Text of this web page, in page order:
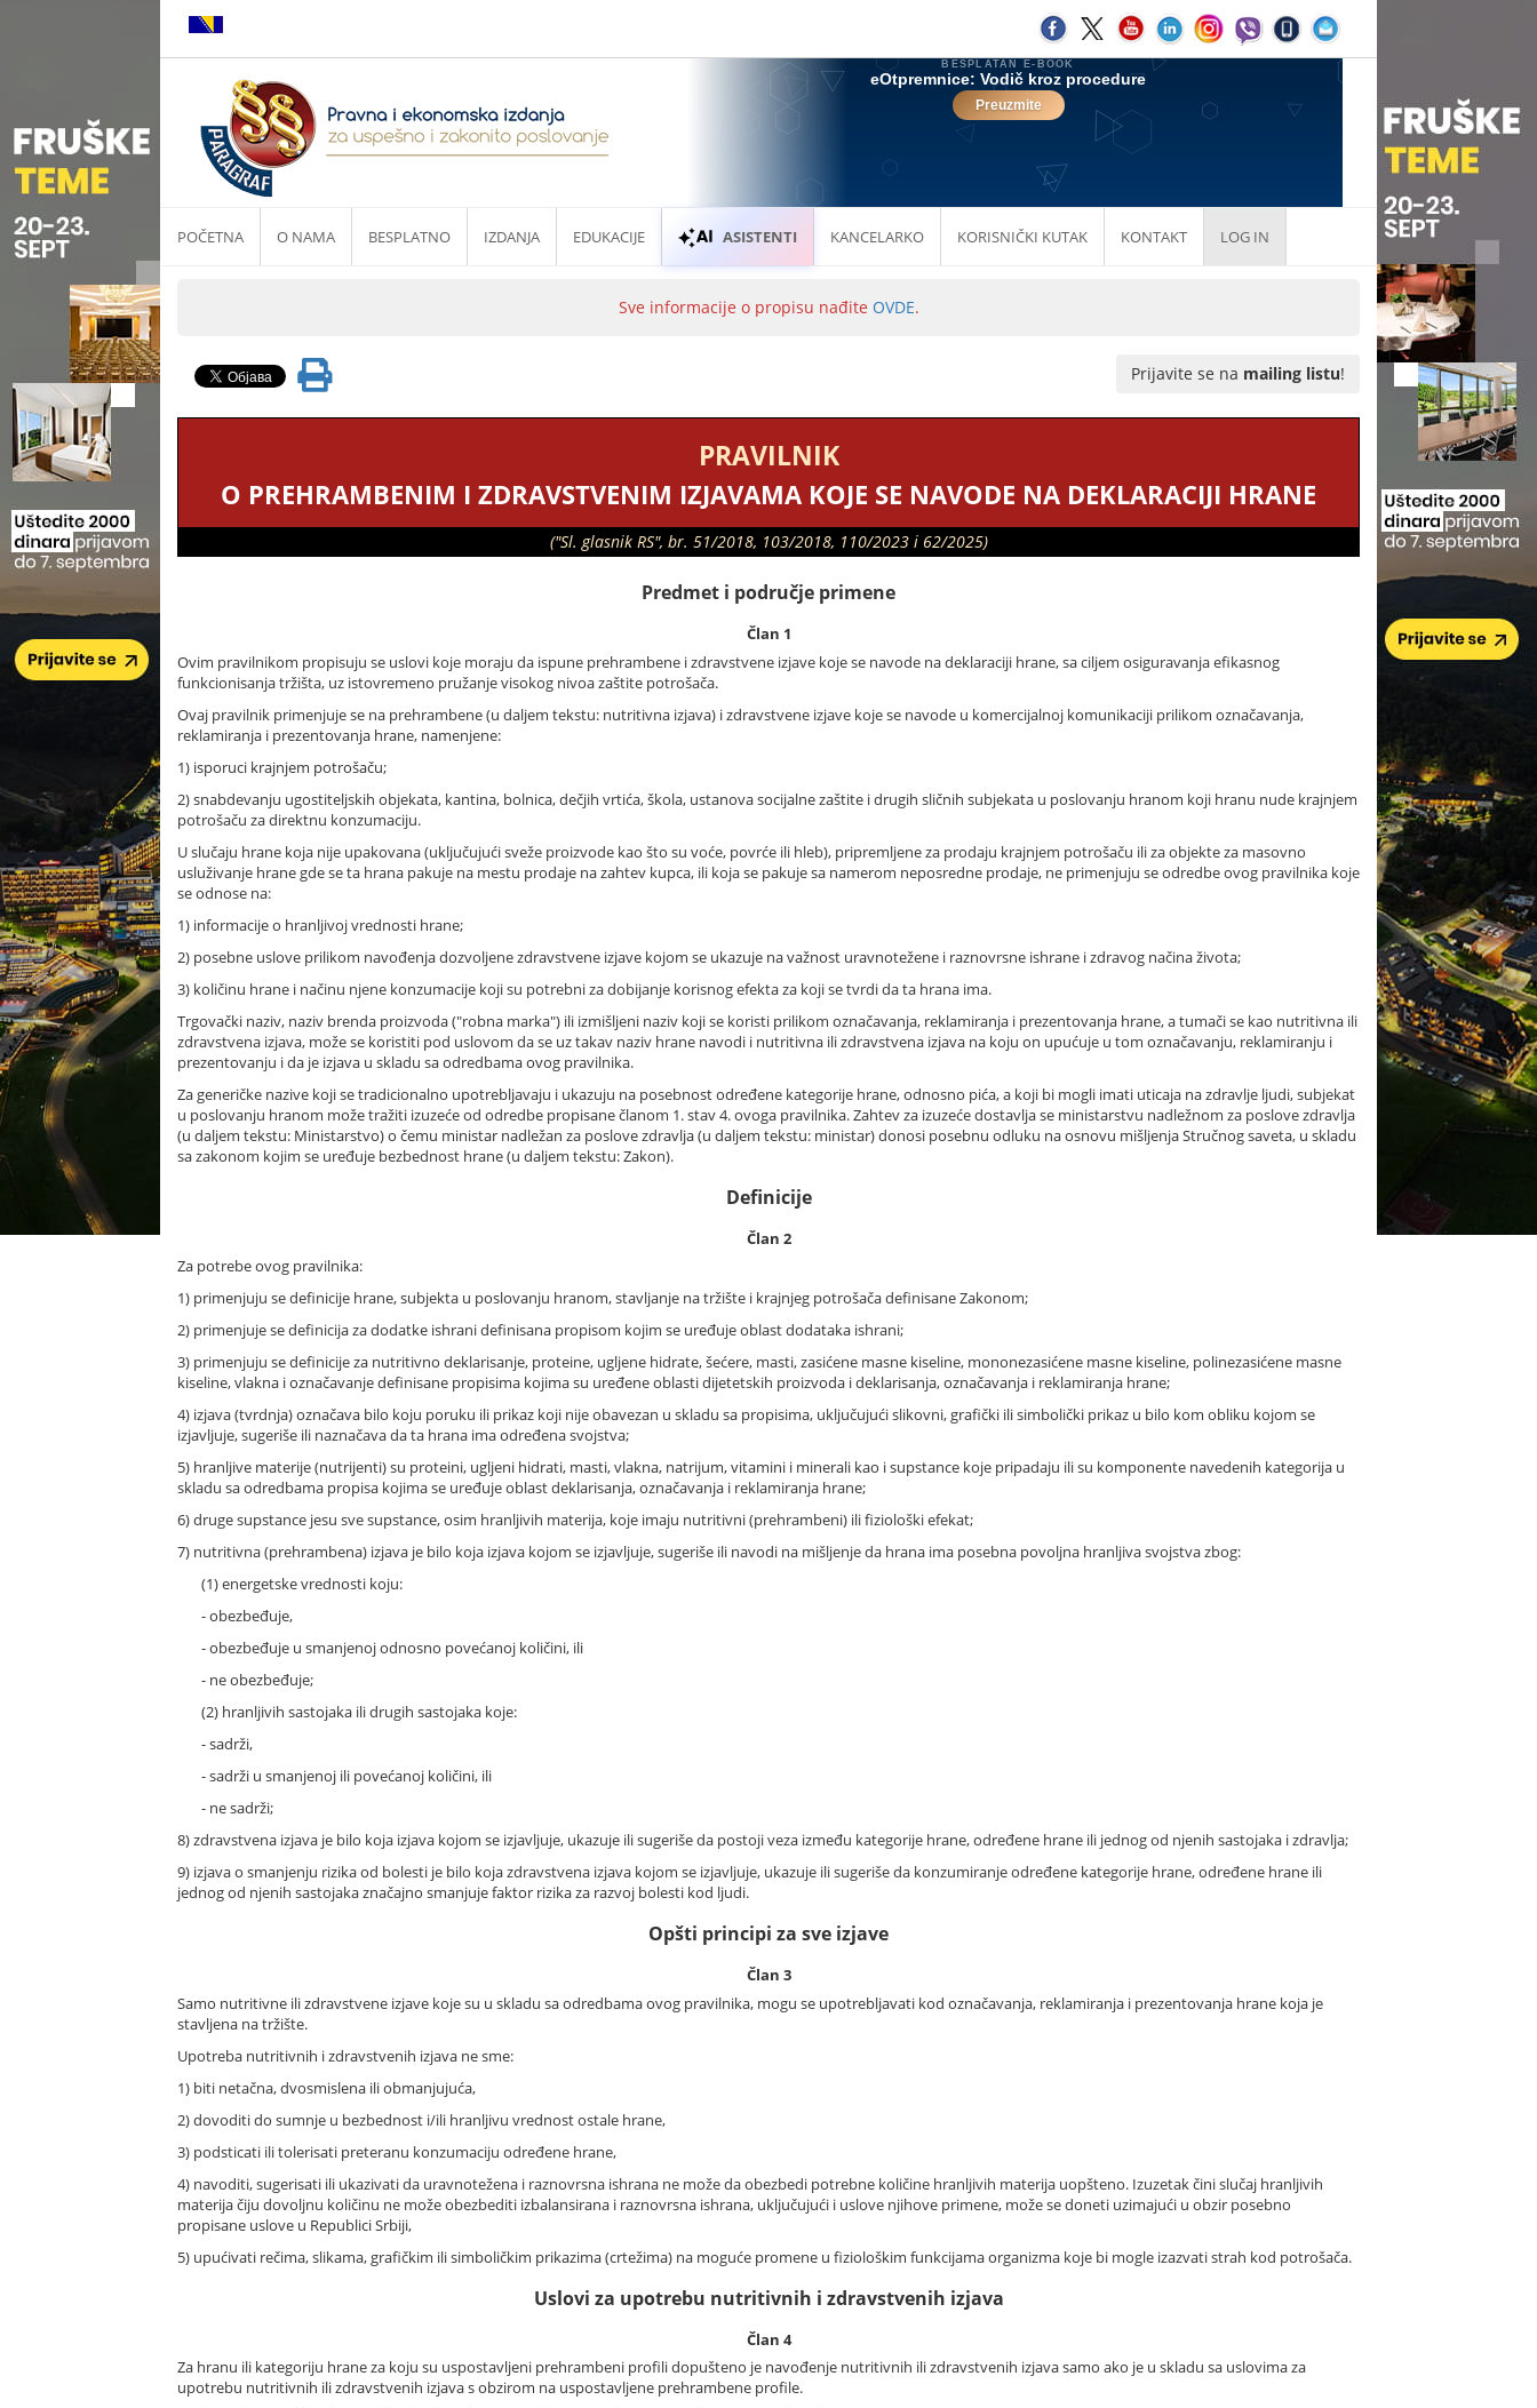
POČETNA O NAMA BESPLATNO IZDANJA EDUKACIJE ASISTENTI KANCELARKO KORISNIČKI KUTAK KONTAKT LOG IN
Sve informacije o propisu nađite OVDE.
Prijavite se na mailing listu!
PRAVILNIK
O PREHRAMBENIM I ZDRAVSTVENIM IZJAVAMA KOJE SE NAVODE NA DEKLARACIJI HRANE
("Sl. glasnik RS", br. 51/2018, 103/2018, 110/2023 i 62/2025)
Predmet i područje primene
Član 1
Ovim pravilnikom propisuju se uslovi koje moraju da ispune prehrambene i zdravstvene izjave koje se navode na deklaraciji hrane, sa ciljem osiguravanja efikasnog
funkcionisanja tržišta, uz istovremeno pružanje visokog nivoa zaštite potrošača.
Ovaj pravilnik primenjuje se na prehrambene (u daljem tekstu: nutritivna izjava) i zdravstvene izjave koje se navode u komercijalnoj komunikaciji prilikom označavanja,
reklamiranja i prezentovanja hrane, namenjene:
1) isporuci krajnjem potrošaču;
2) snabdevanju ugostiteljskih objekata, kantina, bolnica, dečjih vrtića, škola, ustanova socijalne zaštite i drugih sličnih subjekata u poslovanju hranom koji hranu nude krajnjem
potrošaču za direktnu konzumaciju.
U slučaju hrane koja nije upakovana (uključujući sveže proizvode kao što su voće, povrće ili hleb), pripremljene za prodaju krajnjem potrošaču ili za objekte za masovno
usluživanje hrane gde se ta hrana pakuje na mestu prodaje na zahtev kupca, ili koja se pakuje sa namerom neposredne prodaje, ne primenjuju se odredbe ovog pravilnika koje
se odnose na:
1) informacije o hranljivoj vrednosti hrane;
2) posebne uslove prilikom navođenja dozvoljene zdravstvene izjave kojom se ukazuje na važnost uravnotežene i raznovrsne ishrane i zdravog načina života;
3) količinu hrane i načinu njene konzumacije koji su potrebni za dobijanje korisnog efekta za koji se tvrdi da ta hrana ima.
Trgovački naziv, naziv brenda proizvoda ("robna marka") ili izmišljeni naziv koji se koristi prilikom označavanja, reklamiranja i prezentovanja hrane, a tumači se kao nutritivna ili
zdravstvena izjava, može se koristiti pod uslovom da se uz takav naziv hrane navodi i nutritivna ili zdravstvena izjava na koju on upućuje u tom označavanju, reklamiranju i
prezentovanju i da je izjava u skladu sa odredbama ovog pravilnika.
Za generičke nazive koji se tradicionalno upotrebljavaju i ukazuju na posebnost određene kategorije hrane, odnosno pića, a koji bi mogli imati uticaja na zdravlje ljudi, subjekat
u poslovanju hranom može tražiti izuzeće od odredbe propisane članom 1. stav 4. ovoga pravilnika. Zahtev za izuzeće dostavlja se ministarstvu nadležnom za poslove zdravlja
(u daljem tekstu: Ministarstvo) o čemu ministar nadležan za poslove zdravlja (u daljem tekstu: ministar) donosi posebnu odluku na osnovu mišljenja Stručnog saveta, u skladu
sa zakonom kojim se uređuje bezbednost hrane (u daljem tekstu: Zakon).
Definicije
Član 2
Za potrebe ovog pravilnika:
1) primenjuju se definicije hrane, subjekta u poslovanju hranom, stavljanje na tržište i krajnjeg potrošača definisane Zakonom;
2) primenjuje se definicija za dodatke ishrani definisana propisom kojim se uređuje oblast dodataka ishrani;
3) primenjuju se definicije za nutritivno deklarisanje, proteine, ugljene hidrate, šećere, masti, zasićene masne kiseline, mononezasićene masne kiseline, polinezasićene masne
kiseline, vlakna i označavanje definisane propisima kojima su uređene oblasti dijetetskih proizvoda i deklarisanja, označavanja i reklamiranja hrane;
4) izjava (tvrdnja) označava bilo koju poruku ili prikaz koji nije obavezan u skladu sa propisima, uključujući slikovni, grafički ili simbolički prikaz u bilo kom obliku kojom se
izjavljuje, sugeriše ili naznačava da ta hrana ima određena svojstva;
5) hranljive materije (nutrijenti) su proteini, ugljeni hidrati, masti, vlakna, natrijum, vitamini i minerali kao i supstance koje pripadaju ili su komponente navedenih kategorija u
skladu sa odredbama propisa kojima se uređuje oblast deklarisanja, označavanja i reklamiranja hrane;
6) druge supstance jesu sve supstance, osim hranljivih materija, koje imaju nutritivni (prehrambeni) ili fiziološki efekat;
7) nutritivna (prehrambena) izjava je bilo koja izjava kojom se izjavljuje, sugeriše ili navodi na mišljenje da hrana ima posebna povoljna hranljiva svojstva zbog:
(1) energetske vrednosti koju:
- obezbeđuje,
- obezbeđuje u smanjenoj odnosno povećanoj količini, ili
- ne obezbeđuje;
(2) hranljivih sastojaka ili drugih sastojaka koje:
- sadrži,
- sadrži u smanjenoj ili povećanoj količini, ili
- ne sadrži;
8) zdravstvena izjava je bilo koja izjava kojom se izjavljuje, ukazuje ili sugeriše da postoji veza između kategorije hrane, određene hrane ili jednog od njenih sastojaka i zdravlja;
9) izjava o smanjenju rizika od bolesti je bilo koja zdravstvena izjava kojom se izjavljuje, ukazuje ili sugeriše da konzumiranje određene kategorije hrane, određene hrane ili
jednog od njenih sastojaka značajno smanjuje faktor rizika za razvoj bolesti kod ljudi.
Opšti principi za sve izjave
Član 3
Samo nutritivne ili zdravstvene izjave koje su u skladu sa odredbama ovog pravilnika, mogu se upotrebljavati kod označavanja, reklamiranja i prezentovanja hrane koja je
stavljena na tržište.
Upotreba nutritivnih i zdravstvenih izjava ne sme:
1) biti netačna, dvosmislena ili obmanjujuća,
2) dovoditi do sumnje u bezbednost i/ili hranljivu vrednost ostale hrane,
3) podsticati ili tolerisati preteranu konzumaciju određene hrane,
4) navoditi, sugerisati ili ukazivati da uravnotežena i raznovrsna ishrana ne može da obezbedi potrebne količine hranljivih materija uopšteno. Izuzetak čini slučaj hranljivih
materija čiju dovoljnu količinu ne može obezbediti izbalansirana i raznovrsna ishrana, uključujući i uslove njihove primene, može se doneti uzimajući u obzir posebno
propisane uslove u Republici Srbiji,
5) upućivati rečima, slikama, grafičkim ili simboličkim prikazima (crtežima) na moguće promene u fiziološkim funkcijama organizma koje bi mogle izazvati strah kod potrošača.
Uslovi za upotrebu nutritivnih i zdravstvenih izjava
Član 4
Za hranu ili kategoriju hrane za koju su uspostavljeni prehrambeni profili dopušteno je navođenje nutritivnih ili zdravstvenih izjava samo ako je u skladu sa uslovima za
upotrebu nutritivnih ili zdravstvenih izjava s obzirom na uspostavljene prehrambene profile.